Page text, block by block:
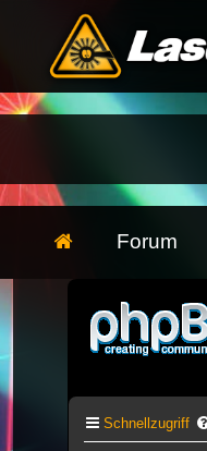
Forum
Schnellzugriff